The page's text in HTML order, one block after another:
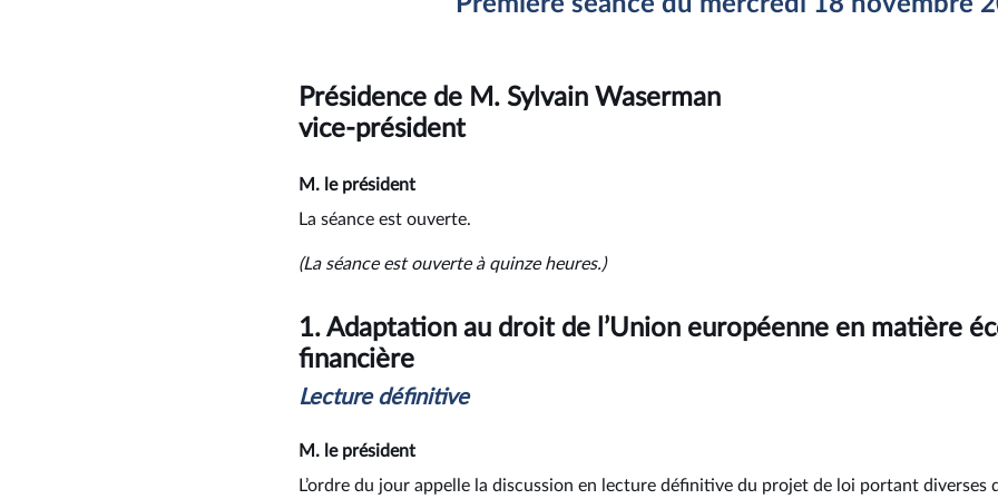
Présidence de M. Sylvain Waserman
vice-président
M. le président
La séance est ouverte.
(La séance est ouverte à quinze heures.)
1. Adaptation au droit de l’Union européenne en matière
financière
Lecturedéfinitive
M. le président
L’ordre du jour appelle la discussion en lecture définitive du projet de loi portant diverses